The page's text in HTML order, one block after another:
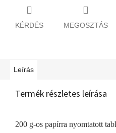
KÉRDÉS MEGOSZTÁS
Leírás
Termék részletes leírása
200 g-os papírra nyomtatott